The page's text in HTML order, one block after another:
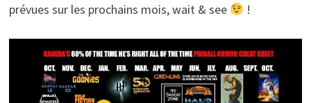
prévues sur les prochains mois, wait & see
!